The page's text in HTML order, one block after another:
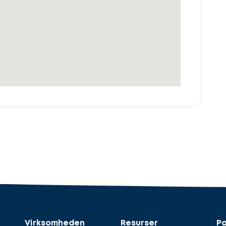
Virksomheden Resurser